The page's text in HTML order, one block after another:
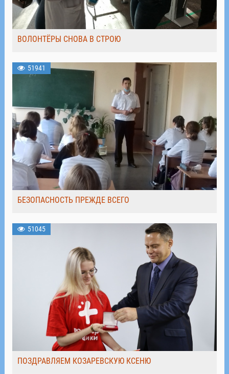
ВОЛОНТЁРЫ СНОВА В СТРОЮ
51941
БЕЗОПАСНОСТЬ ПРЕЖДЕ ВСЕГО
51045
ПОЗДРАВЛЯЕМ КОЗАРЕВСКУЮ КСЕНЮ